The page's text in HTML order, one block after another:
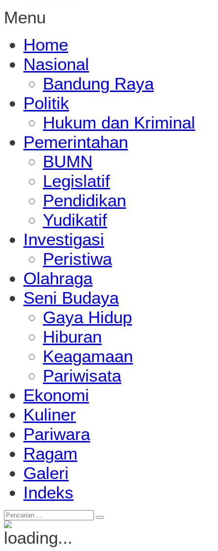
Menu
Home
Nasional
Bandung Raya
Politik
Hukum dan Kriminal
Pemerintahan
BUMN
Legislatif
Pendidikan
Yudikatif
Investigasi
Peristiwa
Olahraga
Seni Budaya
Gaya Hidup
Hiburan
Keagamaan
Pariwisata
Ekonomi
Kuliner
Pariwara
Ragam
Galeri
Indeks